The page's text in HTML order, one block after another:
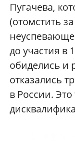
Пугачева,
(отомстить
до участия в
обиделись и
отказались
в России.